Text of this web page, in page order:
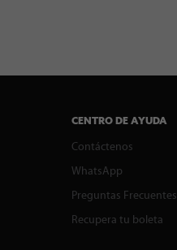
CENTRO DE AYUDA
Contáctenos
WhatsApp
Preguntas Frecuentes
Recupera tu boleta